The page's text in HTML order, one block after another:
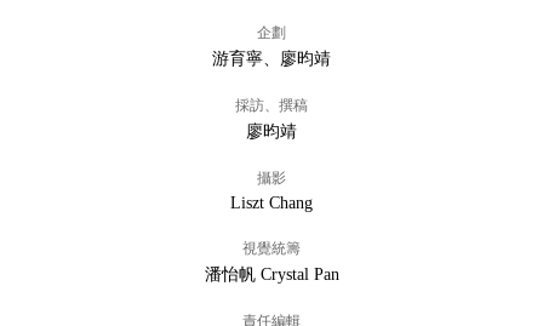
企劃
游育寧、廖昀靖
採訪、撰稿
廖昀靖
攝影
Liszt Chang
視覺統籌
潘怡帆 Crystal Pan
責任編輯